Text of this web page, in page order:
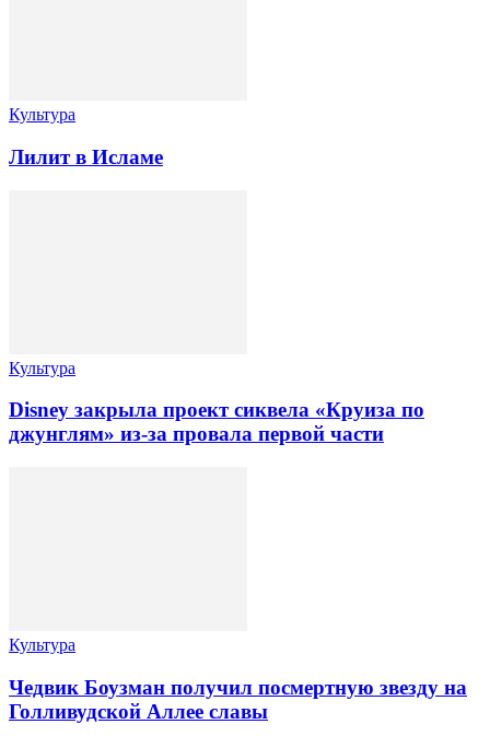
Культура
Лилит в Исламе
Культура
Disney закрыла проект сиквела «Круиза по
джунглям» из-за провала первой части
Культура
Чедвик Боузман получил посмертную звезду на
Голливудской Аллее славы